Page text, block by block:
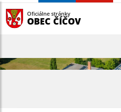
Oficiálne stránky
OBEC ČÍČOV